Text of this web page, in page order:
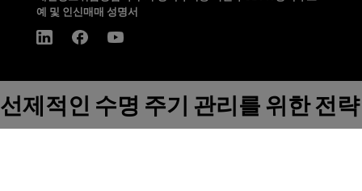
예 및 인신매매 성명서
선제적인 수명 주기 관리를 위한 전략